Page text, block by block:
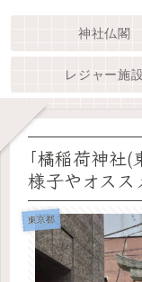
神社仏閣
レジャー施設
｢橘稲荷神社
様子やオスス
東京都